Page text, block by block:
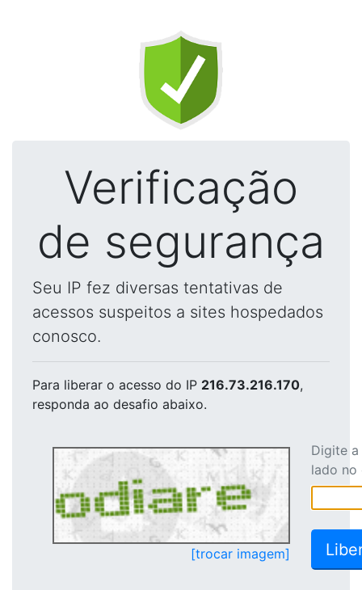
Verificação
de segurança
Seu IP fez diversas tentativas de
acessos suspeitos a sites hospedados
conosco.
Para liberar o acesso do IP 216.73.216.170,
responda ao desafio abaixo.
[trocar imagem]
Digite
lado no